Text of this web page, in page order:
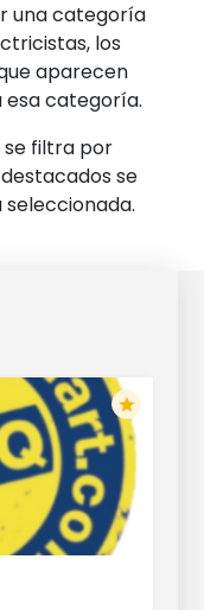
una categoría
los
aparecen
categoría.
se filtra por
se
star